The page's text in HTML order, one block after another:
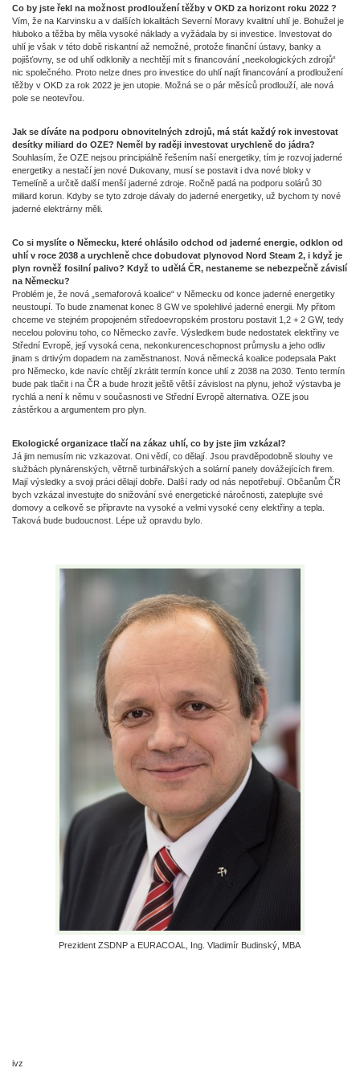
Co by jste řekl na možnost prodloužení těžby v OKD za horizont roku 2022 ?
Vím, že na Karvinsku a v dalších lokalitách Severní Moravy kvalitní uhlí je. Bohužel je
hluboko a těžba by měla vysoké náklady a vyžádala by si investice. Investovat do
uhlí je však v této době riskantní až nemožné, protože finanční ústavy, banky a
pojišťovny, se od uhlí odklonily a nechtějí mít s financování „neekologických zdrojů“
nic společného. Proto nelze dnes pro investice do uhlí najít financování a prodloužení
těžby v OKD za rok 2022 je jen utopie. Možná se o pár měsíců prodlouží, ale nová
pole se neotevřou.
Jak se díváte na podporu obnovitelných zdrojů, má stát každý rok investovat
desítky miliard do OZE? Neměl by raději investovat urychleně do jádra?
Souhlasím, že OZE nejsou principiálně řešením naší energetiky, tím je rozvoj jaderné
energetiky a nestačí jen nové Dukovany, musí se postavit i dva nové bloky v
Temelíně a určitě další menší jaderné zdroje. Ročně padá na podporu solárů 30
miliard korun. Kdyby se tyto zdroje dávaly do jaderné energetiky, už bychom ty nové
jaderné elektrárny měli.
Co si myslíte o Německu, které ohlásilo odchod od jaderné energie, odklon od
uhlí v roce 2038 a urychleně chce dobudovat plynovod Nord Steam 2, i když je
plyn rovněž fosilní palivo? Když to udělá ČR, nestaneme se nebezpečně závislí
na Německu?
Problém je, že nová „semaforová koalice“ v Německu od konce jaderné energetiky
neustoupí. To bude znamenat konec 8 GW ve spolehlivé jaderné energii. My přitom
chceme ve stejném propojeném středoevropském prostoru postavit 1,2 + 2 GW, tedy
necelou polovinu toho, co Německo zavře. Výsledkem bude nedostatek elektřiny ve
Střední Evropě, její vysoká cena, nekonkurenceschopnost průmyslu a jeho odliv
jinam s drtivým dopadem na zaměstnanost. Nová německá koalice podepsala Pakt
pro Německo, kde navíc chtějí zkrátit termín konce uhlí z 2038 na 2030. Tento termín
bude pak tlačit i na ČR a bude hrozit ještě větší závislost na plynu, jehož výstavba je
rychlá a není k němu v současnosti ve Střední Evropě alternativa. OZE jsou
zástěrkou a argumentem pro plyn.
Ekologické organizace tlačí na zákaz uhlí, co by jste jim vzkázal?
Já jim nemusím nic vzkazovat. Oni vědí, co dělají. Jsou pravděpodobně slouhy ve
službách plynárenských, větrně turbinářských a solární panely dovážejících firem.
Mají výsledky a svoji práci dělají dobře. Další rady od nás nepotřebují. Občanům ČR
bych vzkázal investujte do snižování své energetické náročnosti, zateplujte své
domovy a celkově se připravte na vysoké a velmi vysoké ceny elektřiny a tepla.
Taková bude budoucnost. Lépe už opravdu bylo.
Prezident ZSDNP a EURACOAL, Ing. Vladimír Budinský, MBA
ivz